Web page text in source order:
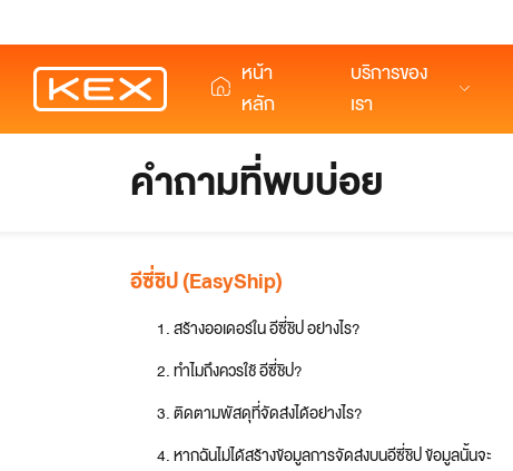
หน้า
หลัก
บริการของ
เรา
การจัดส่งภายในประเทศ
การจัดส่งมาตรฐาน
การจัดส่งด่วนภายในวันเดียว (SAMEDAY)
ดรอปออฟ
เรียกรถเข้ารับพัสดุ
บริการรับพัสดุด้วยตัวเอง
คำถามที่พบบ่อย
อีซี่ชิป (EasyShip)
1.สร้างออเดอร์ใน อีซี่ชิป อย่างไร?
2.ทำไมถึงควรใช้ อีซี่ชิป?
3.ติดตามพัสดุที่จัดส่งได้อย่างไร?
4.หากฉันไม่ได้สร้างข้อมูลการจัดส่งบนอีซี่ชิป ข้อมูลนั้นจะ